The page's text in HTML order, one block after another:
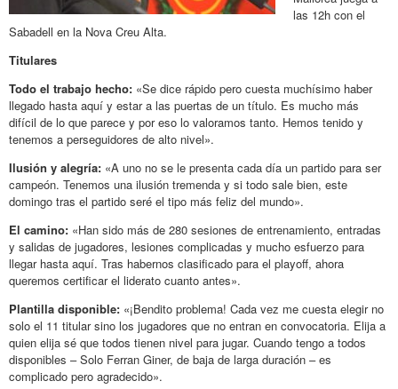
las 12h con el
Sabadell en la Nova Creu Alta.
Titulares
Todo el trabajo hecho: «Se dice rápido pero cuesta muchísimo haber
llegado hasta aquí y estar a las puertas de un título. Es mucho más
difícil de lo que parece y por eso lo valoramos tanto. Hemos tenido y
tenemos a perseguidores de alto nivel».
Ilusión y alegría: «A uno no se le presenta cada día un partido para ser
campeón. Tenemos una ilusión tremenda y si todo sale bien, este
domingo tras el partido seré el tipo más feliz del mundo».
El camino: «Han sido más de 280 sesiones de entrenamiento, entradas
y salidas de jugadores, lesiones complicadas y mucho esfuerzo para
llegar hasta aquí. Tras habernos clasificado para el playoff, ahora
queremos certificar el liderato cuanto antes».
Plantilla disponible: «¡Bendito problema! Cada vez me cuesta elegir no
solo el 11 titular sino los jugadores que no entran en convocatoria. Elija a
quien elija sé que todos tienen nivel para jugar. Cuando tengo a todos
disponibles – Solo Ferran Giner, de baja de larga duración – es
complicado pero agradecido».